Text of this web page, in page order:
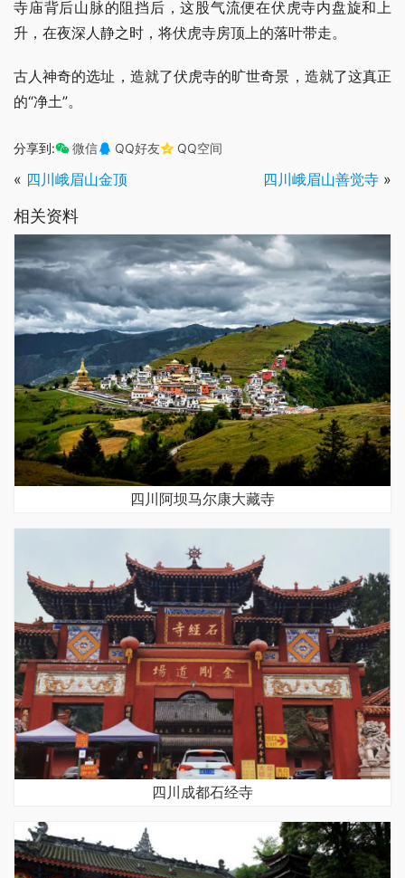
寺庙背后山脉的阻挡后，这股气流便在伏虎寺内盘旋和上
升，在夜深人静之时，将伏虎寺房顶上的落叶带走。
古人神奇的选址，造就了伏虎寺的旷世奇景，造就了这真正
的“净土”。
分享到: 微信 QQ好友 QQ空间
« 四川峨眉山金顶 四川峨眉山善觉寺 »
相关资料
四川阿坝马尔康大藏寺
四川成都石经寺